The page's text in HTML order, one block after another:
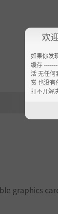
graphics
欢
如果你发
缓存
活 无任何
赏 也没有
打不开解